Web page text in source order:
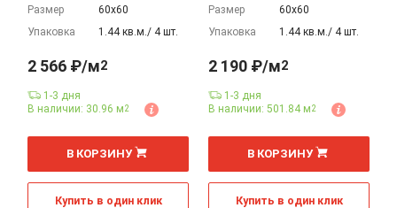
Размер
60х60
Упаковка
1.44 кв.м./ 4 шт.
2 566 ₽/м2
1-3 дня
В наличии: 30.96 м2
м
В КОРЗИНУ
Купить в один клик
Размер
60х60
Упаковка
1.44 кв.м./ 4 шт.
2 190 ₽/м2
1-3 дня
В наличии: 501.84 м2
м
В КОРЗИНУ
Купить в один клик